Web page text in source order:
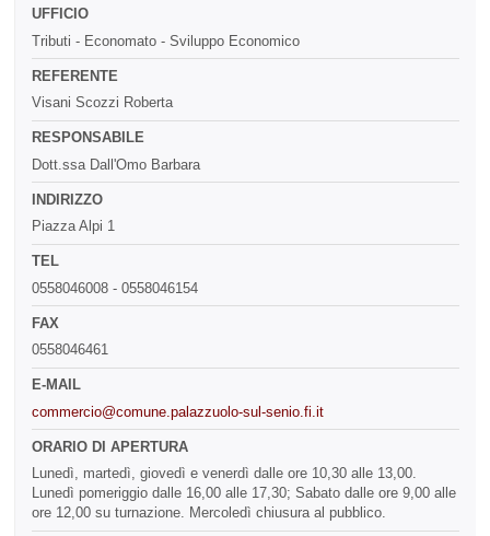
UFFICIO
Tributi - Economato - Sviluppo Economico
REFERENTE
Visani Scozzi Roberta
RESPONSABILE
Dott.ssa Dall'Omo Barbara
INDIRIZZO
Piazza Alpi 1
TEL
0558046008 - 0558046154
FAX
0558046461
E-MAIL
commercio@comune.palazzuolo-sul-senio.fi.it
ORARIO DI APERTURA
Lunedì, martedì, giovedì e venerdì dalle ore 10,30 alle 13,00.
Lunedì pomeriggio dalle 16,00 alle 17,30; Sabato dalle ore 9,00 alle
ore 12,00 su turnazione. Mercoledì chiusura al pubblico.